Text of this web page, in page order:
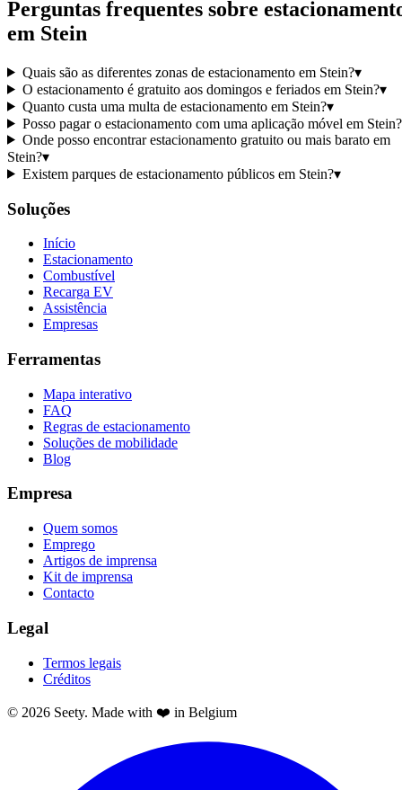
Perguntas frequentes sobre
em Stein
Quais são as diferentes zonas de estacionamento em Stein?▾
O estacionamento é gratuito aos domingos e feriados em Stein?▾
Quanto custa uma multa de estacionamento em Stein?▾
Posso pagar o estacionamento com uma aplicação móvel em Stein?
Onde posso encontrar estacionamento gratuito ou mais barato em
Stein?▾
Existem parques de estacionamento públicos em Stein?▾
Soluções
Início
Estacionamento
Combustível
Recarga EV
Assistência
Empresas
Ferramentas
Mapa interativo
FAQ
Regras de estacionamento
Soluções de mobilidade
Blog
Empresa
Quem somos
Emprego
Artigos de imprensa
Kit de imprensa
Contacto
Legal
Termos legais
Créditos
© 2026 Seety. Made with ❤️ in Belgium